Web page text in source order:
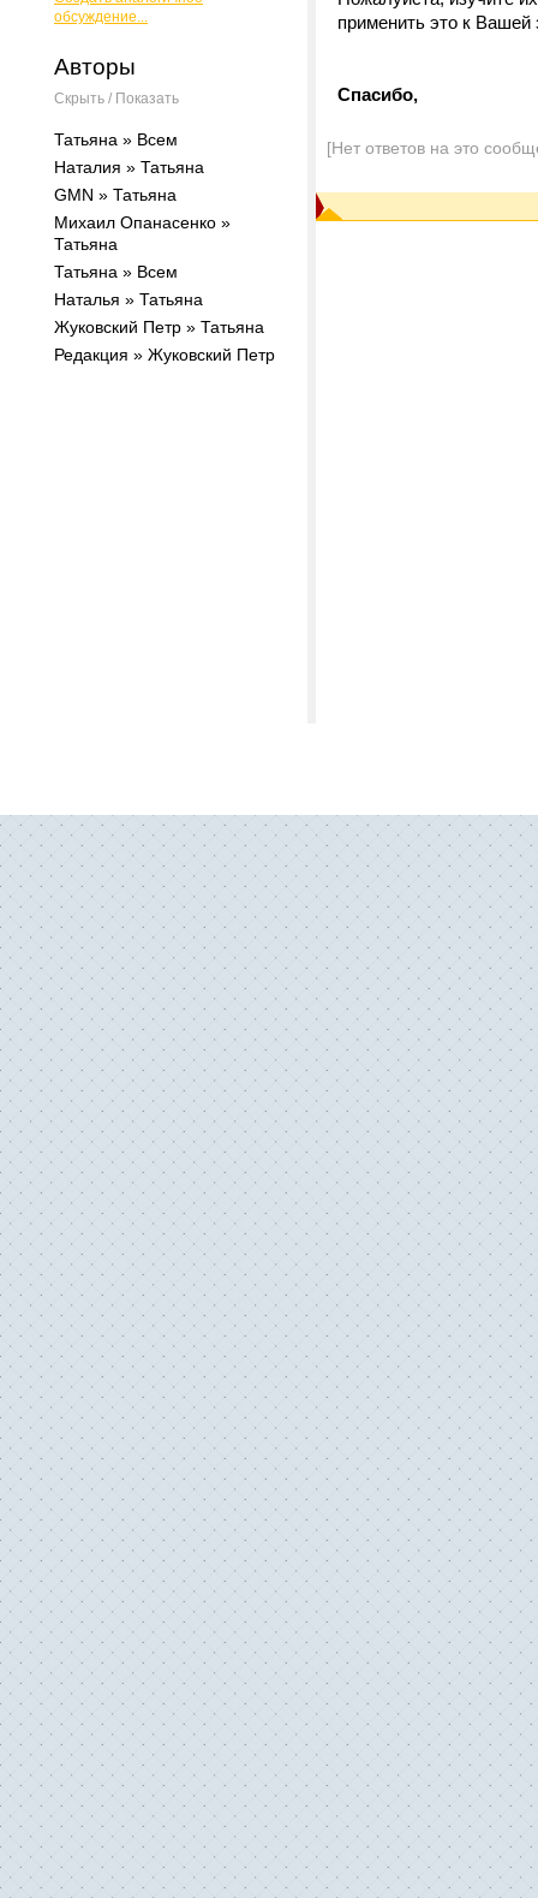
обсуждение...
Авторы
Скрыть / Показать
Татьяна » Всем
Наталия » Татьяна
GMN » Татьяна
Михаил Опанасенко »
Татьяна
Татьяна » Всем
Наталья » Татьяна
Жуковский Петр » Татьяна
Редакция » Жуковский Петр
применить это к Вашей
Спасибо,
[Нет ответов на это